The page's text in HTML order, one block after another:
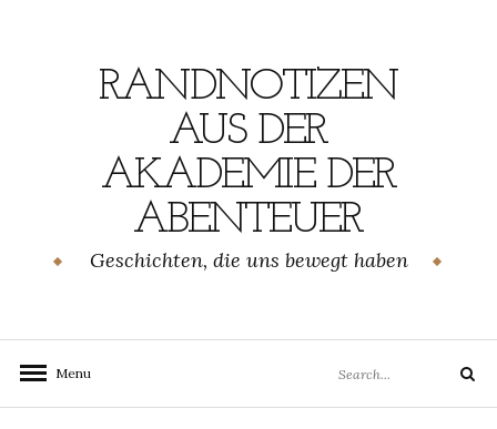
RANDNOTIZEN
AUS DER
AKADEMIE DER
ABENTEUER
Geschichten, die uns bewegt haben
Menu
for:
Search